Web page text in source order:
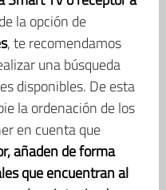
la opción de
, te recomendamos
una búsqueda
disponibles. De esta
la ordenación de los
en cuenta que
añaden de forma
que encuentran al